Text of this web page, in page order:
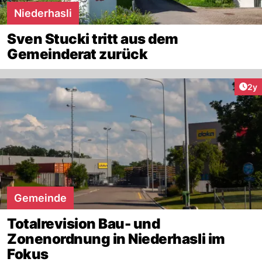
Niederhasli
Sven Stucki tritt aus dem
Gemeinderat zurück
2y
Gemeinde
Totalrevision Bau- und
Zonenordnung in Niederhasli im
Fokus